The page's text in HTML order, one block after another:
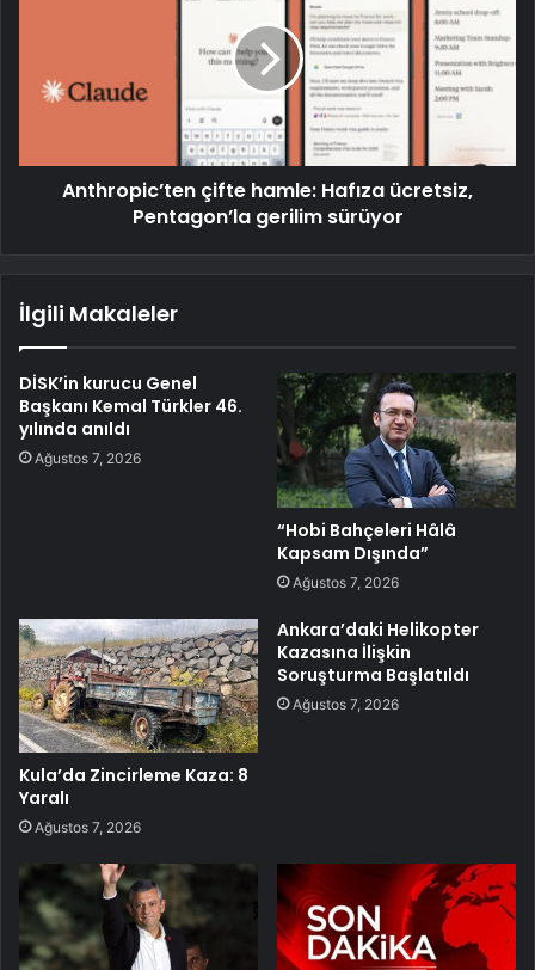
Anthropic’ten çifte hamle: Hafıza ücretsiz,
Pentagon’la gerilim sürüyor
İlgili Makaleler
DİSK’in kurucu Genel
Başkanı Kemal Türkler 46.
yılında anıldı
Ağustos 7, 2026
“Hobi Bahçeleri Hâlâ
Kapsam Dışında”
Ağustos 7, 2026
Kula’da Zincirleme Kaza: 8
Yaralı
Ağustos 7, 2026
Ankara’daki Helikopter
Kazasına İlişkin
Soruşturma Başlatıldı
Ağustos 7, 2026